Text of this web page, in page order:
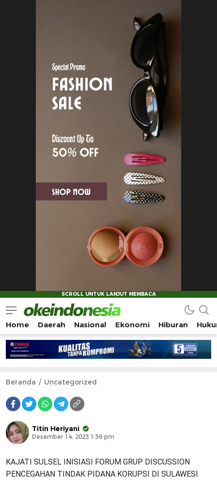
Okeindonesia.Online
Mengonlinekan Indonesia Secara Utuh
Home Daerah Nasional Ekonomi Hiburan
Beranda Uncategorized
Titin Heriyani
Desember 14, 2023 1:56 pm
KAJATI SULSEL INISIASI FORUM GRUP DISCUSSION
PENCEGAHAN TINDAK PIDANA KORUPSI DI SULAWESI